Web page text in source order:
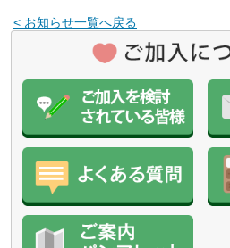
< お知らせ一覧へ戻る